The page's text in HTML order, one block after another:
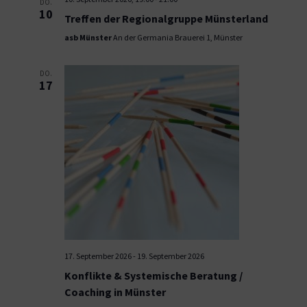
DO.
10 Treffen der Regionalgruppe Münsterland
asb MünsterAn der Germania Brauerei 1, Münster
DO.
17
17. September 2026- 19. September 2026
Konflikte & Systemische Beratung /
Coaching in Münster